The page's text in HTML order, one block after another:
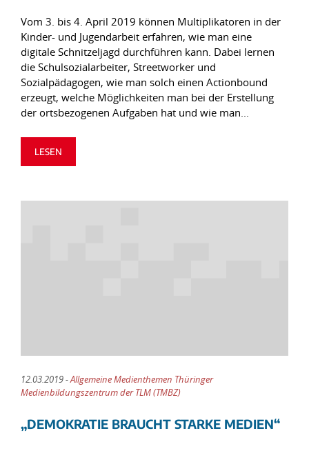
Vom 3. bis 4. April 2019 können Multiplikatoren in der
Kinder- und Jugendarbeit erfahren, wie man eine
digitale Schnitzeljagd durchführen kann. Dabei lernen
die Schulsozialarbeiter, Streetworker und
Sozialpädagogen, wie man solch einen Actionbound
erzeugt, welche Möglichkeiten man bei der Erstellung
der ortsbezogenen Aufgaben hat und wie man...
LESEN
12.03.2019 -Allgemeine Medienthemen Thüringer
Medienbildungszentrum der TLM (TMBZ)
„DEMOKRATIE BRAUCHT STARKE MEDIEN“